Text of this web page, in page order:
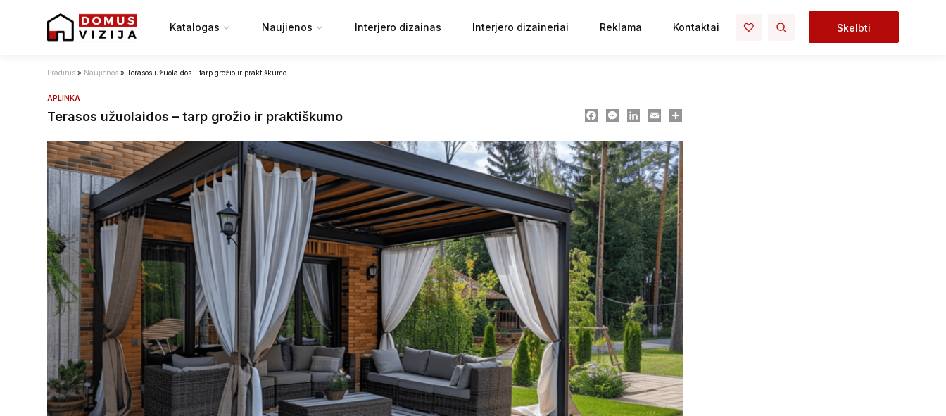
Katalogas Naujienos Interjero dizainas Interjero dizaineriai Reklama Kontaktai Skelbti
Pradinis » Naujienos » Terasos užuolaidos – tarp grožio ir praktiškumo
APLINKA
Terasos užuolaidos – tarp grožio ir praktiškumo FacebookMessenger
LinkedIn
Email